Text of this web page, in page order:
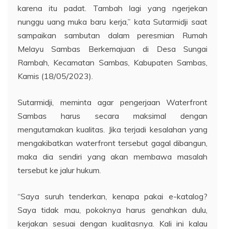
karena itu padat. Tambah lagi yang ngerjekan
nunggu uang muka baru kerja,” kata Sutarmidji saat
sampaikan sambutan dalam peresmian Rumah
Melayu Sambas Berkemajuan di Desa Sungai
Rambah, Kecamatan Sambas, Kabupaten Sambas,
Kamis (18/05/2023).
Sutarmidji, meminta agar pengerjaan Waterfront
Sambas harus secara maksimal dengan
mengutamakan kualitas. Jika terjadi kesalahan yang
mengakibatkan waterfront tersebut gagal dibangun,
maka dia sendiri yang akan membawa masalah
tersebut ke jalur hukum.
“Saya suruh tenderkan, kenapa pakai e-katalog?
Saya tidak mau, pokoknya harus genahkan dulu,
kerjakan sesuai dengan kualitasnya. Kali ini kalau